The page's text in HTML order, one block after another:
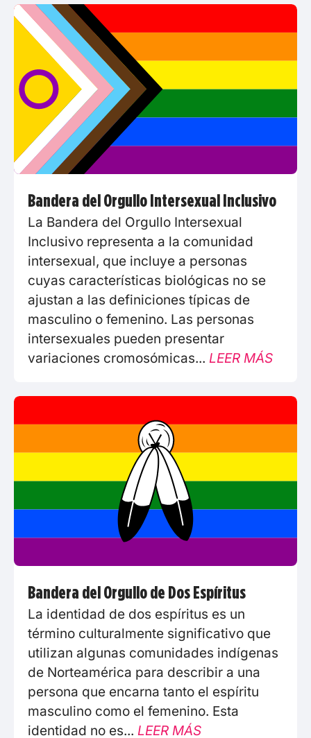
Bandera del Orgullo Intersexual Inclusivo
La Bandera del Orgullo Intersexual
Inclusivo representa a la comunidad
intersexual, que incluye a personas
cuyas características biológicas no se
ajustan a las definiciones típicas de
masculino o femenino. Las personas
intersexuales pueden presentar
variaciones cromosómicas... LEER MÁS
Bandera del Orgullo de Dos Espíritus
La identidad de dos espíritus es un
término culturalmente significativo que
utilizan algunas comunidades indígenas
de Norteamérica para describir a una
persona que encarna tanto el espíritu
masculino como el femenino. Esta
identidad no es... LEER MÁS